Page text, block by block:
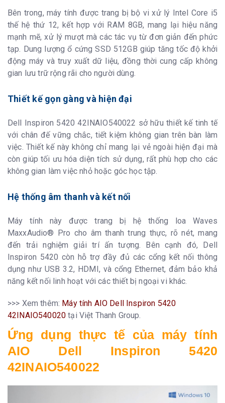
Bên trong, máy tính được trang bị bộ vi xử lý Intel Core i5
thế hệ thứ 12, kết hợp với RAM 8GB, mang lại hiệu năng
mạnh mẽ, xử lý mượt mà các tác vụ từ đơn giản đến phức
tạp. Dung lượng ổ cứng SSD 512GB giúp tăng tốc độ khởi
động máy và truy xuất dữ liệu, đồng thời cung cấp không
gian lưu trữ rộng rãi cho người dùng.
Thiết kế gọn gàng và hiện đại
Dell Inspiron 5420 42INAIO540022 sở hữu thiết kế tinh tế
với chân đế vững chắc, tiết kiệm không gian trên bàn làm
việc. Thiết kế này không chỉ mang lại vẻ ngoài hiện đại mà
còn giúp tối ưu hóa diện tích sử dụng, rất phù hợp cho các
không gian làm việc nhỏ hoặc góc học tập.
Hệ thống âm thanh và kết nối
Máy tính này được trang bị hệ thống loa Waves
MaxxAudio® Pro cho âm thanh trung thực, rõ nét, mang
đến trải nghiệm giải trí ấn tượng. Bên cạnh đó, Dell
Inspiron 5420 còn hỗ trợ đầy đủ các cổng kết nối thông
dụng như USB 3.2, HDMI, và cổng Ethernet, đảm bảo khả
năng kết nối linh hoạt với các thiết bị ngoại vi khác.
>>> Xem thêm: Máy tính AIO Dell Inspiron 5420
42INAIO540020 tại Việt Thanh Group.
Ứng dụng thực tế của máy tính
AIO Dell Inspiron 5420
42INAIO540022